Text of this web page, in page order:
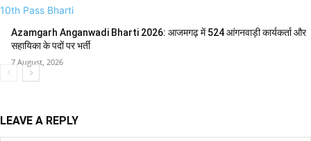
10th Pass Bharti
Azamgarh Anganwadi Bharti 2026: आजमगढ़ में 524 आंगनवाड़ी कार्यकर्ता और
सहायिका के पदों पर भर्ती
7 August, 2026
LEAVE A REPLY